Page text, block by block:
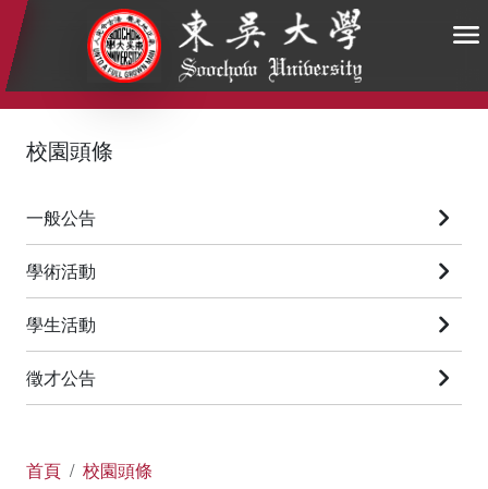
:::
校園頭條
一般公告
學術活動
學生活動
徵才公告
首頁
校園頭條